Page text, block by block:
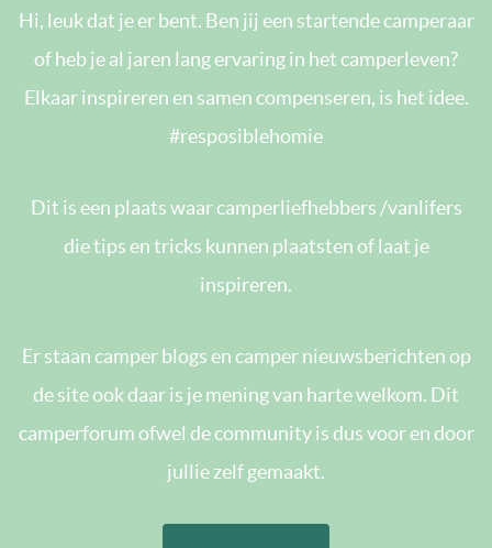
Hi, leuk dat je er bent. Ben jij een startende camperaar
of heb je al jaren lang ervaring in het camperleven?
Elkaar inspireren en samen compenseren, is het idee.
#resposiblehomie
Dit is een plaats waar camperliefhebbers /vanlifers
die tips en tricks kunnen plaatsten of laat je
inspireren.
Er staan camper blogs en camper nieuwsberichten op
de site ook daar is je mening van harte welkom. Dit
camperforum ofwel de community is dus voor en door
jullie zelf gemaakt.